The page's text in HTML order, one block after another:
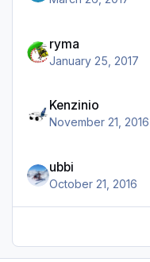
ryma
January 25, 2017
Kenzinio
November 21, 2016
ubbi
October 21, 2016